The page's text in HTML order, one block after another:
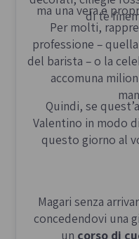
di tè
ma una vera e
Per molti,
professione –
del barista – o la
accomuna
Quindi, se
Valentino in modo
questo giorno al
Magari senza
concedendovi una
un corso di